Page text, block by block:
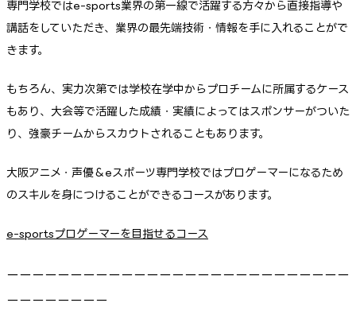
専門学校ではe-sports業界の第一線で活躍する方々から直接指導や
講話をしていただき、業界の最先端技術・情報を手に入れることがで
きます。
もちろん、実力次第では学校在学中からプロチームに所属するケース
もあり、大会等で活躍した成績・実績によってはスポンサーがついた
り、強豪チームからスカウトされることもあります。
大阪アニメ・声優＆eスポーツ専門学校ではプロゲーマーになるため
のスキルを身につけることができるコースがあります。
e-sportsプロゲーマーを目指せるコース
ーーーーーーーーーーーーーーーーーーーーーーーーーーー
ーーーーーーーー